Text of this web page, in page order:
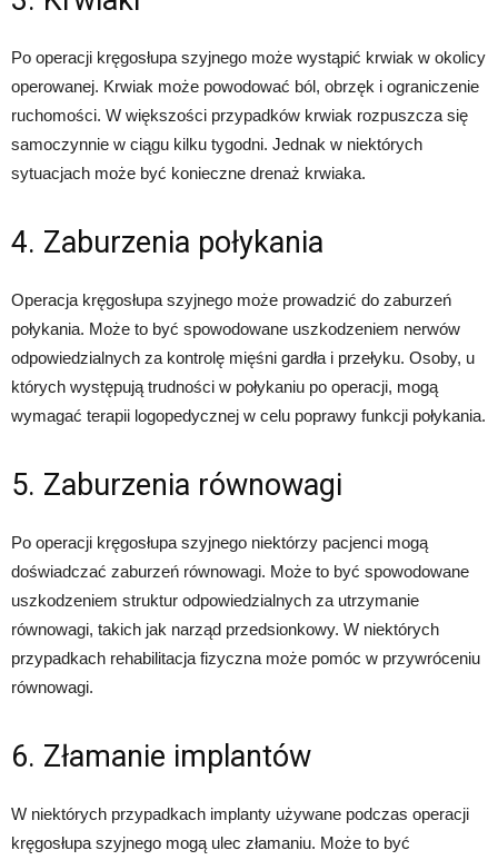
Po operacji kręgosłupa szyjnego może wystąpić krwiak w okolicy
operowanej. Krwiak może powodować ból, obrzęk i ograniczenie
ruchomości. W większości przypadków krwiak rozpuszcza się
samoczynnie w ciągu kilku tygodni. Jednak w niektórych
sytuacjach może być konieczne drenaż krwiaka.
4. Zaburzenia połykania
Operacja kręgosłupa szyjnego może prowadzić do zaburzeń
połykania. Może to być spowodowane uszkodzeniem nerwów
odpowiedzialnych za kontrolę mięśni gardła i przełyku. Osoby, u
których występują trudności w połykaniu po operacji, mogą
wymagać terapii logopedycznej w celu poprawy funkcji połykania.
5. Zaburzenia równowagi
Po operacji kręgosłupa szyjnego niektórzy pacjenci mogą
doświadczać zaburzeń równowagi. Może to być spowodowane
uszkodzeniem struktur odpowiedzialnych za utrzymanie
równowagi, takich jak narząd przedsionkowy. W niektórych
przypadkach rehabilitacja fizyczna może pomóc w przywróceniu
równowagi.
6. Złamanie implantów
W niektórych przypadkach implanty używane podczas operacji
kręgosłupa szyjnego mogą ulec złamaniu. Może to być